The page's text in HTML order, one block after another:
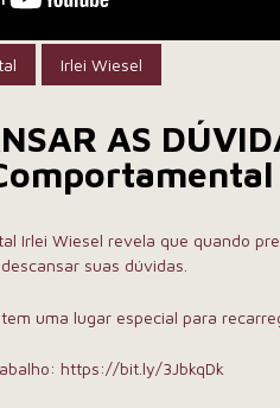
Irlei Wiesel
AS
Irlei Wiesel revela que quando
suas dúvidas.
uma lugar especial para
https://bit.ly/3JbkqDk